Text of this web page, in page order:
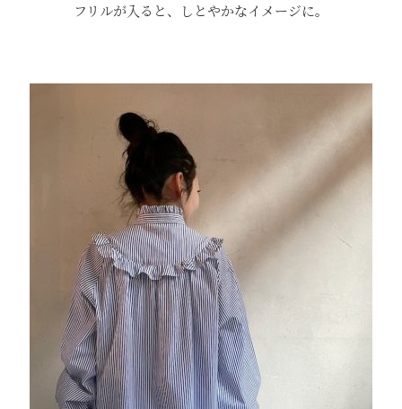
フリルが入ると、しとやかなイメージに。